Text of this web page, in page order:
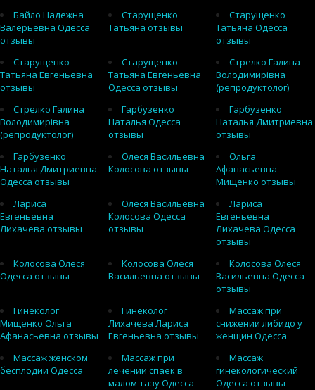
Байло Надежна
Валерьевна Одесса
отзывы
Старущенко
Татьяна отзывы
Старущенко
Татьяна Одесса
отзывы
Старущенко
Татьяна Евгеньевна
отзывы
Старущенко
Татьяна Евгеньевна
Одесса отзывы
Стрелко Галина
Володимирівна
(репродуктолог)
Стрелко Галина
Володимирівна
(репродуктолог)
Гарбузенко
Наталья Одесса
отзывы
Гарбузенко
Наталья Дмитриевна
отзывы
Гарбузенко
Наталья Дмитриевна
Одесса отзывы
Олеся Васильевна
Колосова отзывы
Ольга
Афанасьевна
Мищенко отзывы
Лариса
Евгеньевна
Лихачева отзывы
Олеся Васильевна
Колосова Одесса
отзывы
Лариса
Евгеньевна
Лихачева Одесса
отзывы
Колосова Олеся
Одесса отзывы
Колосова Олеся
Васильевна отзывы
Колосова Олеся
Васильевна Одесса
отзывы
Гинеколог
Мищенко Ольга
Афанасьевна отзывы
Гинеколог
Лихачева Лариса
Евгеньевна отзывы
Массаж при
снижении либидо у
женщин Одесса
Массаж женском
бесплодии Одесса
Массаж при
лечении спаек в
малом тазу Одесса
Массаж
гинекологический
Одесса отзывы